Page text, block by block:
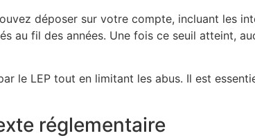
déposer sur votre compte, incluant les
au fil des années. Une fois ce seuil atteint,
le LEP tout en limitant les abus. Il est
réglementaire